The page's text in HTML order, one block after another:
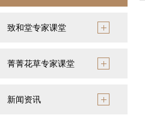
致和堂专家课堂
菁菁花草专家课堂
新闻资讯